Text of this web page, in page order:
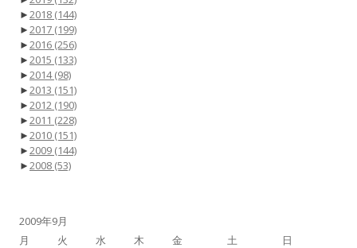
►2018 (144)
►2017 (199)
►2016 (256)
►2015 (133)
►2014(98)
►2013 (151)
►2012 (190)
►2011 (228)
►2010 (151)
►2009 (144)
►2008 (53)
2009年9月
月
火 水 木 金 土 日